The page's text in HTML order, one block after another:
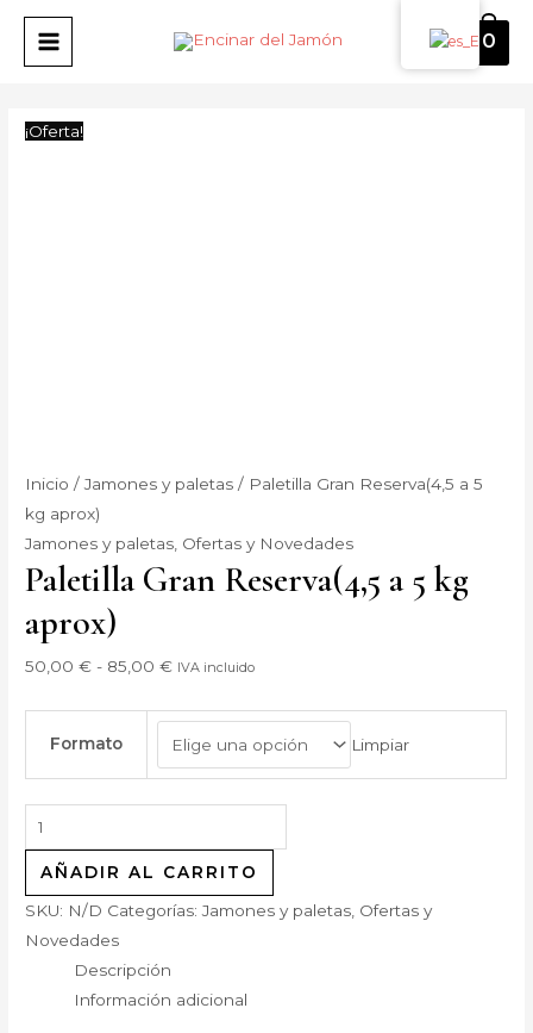
contenido
MAIN
MENU
0
¡Oferta!
Inicio /Jamones y paletas / Paletilla Gran Reserva(4,5 a 5
kg aprox)
Jamones y paletas Ofertas y Novedades
Paletilla Gran Reserva(4,5 a 5 kg
aprox)
50,00€ - 85,00€
de
IVA incluido
Formato Limpiar
Paletilla
Gran
Reserva(4,5
5
AÑADIR AL CARRITO
SKU: N/D Categorías:Jamones y paletas Ofertas y
Novedades
Descripción
Información adicional